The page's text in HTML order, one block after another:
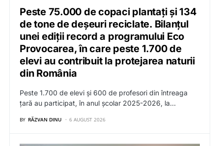
Peste 75.000 de copaci plantați și 134
de tone de deșeuri reciclate. Bilanțul
unei ediții record a programului Eco
Provocarea, în care peste 1.700 de
elevi au contribuit la protejarea naturii
din România
Peste 1.700 de elevi și 600 de profesori din întreaga
țară au participat, în anul școlar 2025-2026, la…
BY RĂZVAN DINU 6 AUGUST 2026